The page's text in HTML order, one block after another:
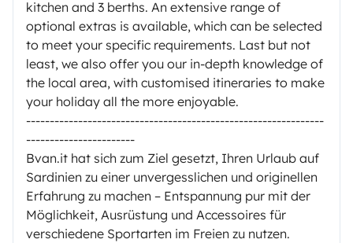
kitchen and 3 berths. An extensive range of
optional extras is available, which can be selected
to meet your specific requirements. Last but not
least, we also offer you our in-depth knowledge of
the local area, with customised itineraries to make
your holiday all the more enjoyable.
---------------------------------------------------------------
-----------------------
Bvan.it hat sich zum Ziel gesetzt, Ihren Urlaub auf
Sardinien zu einer unvergesslichen und originellen
Erfahrung zu machen – Entspannung pur mit der
Möglichkeit, Ausrüstung und Accessoires für
verschiedene Sportarten im Freien zu nutzen.